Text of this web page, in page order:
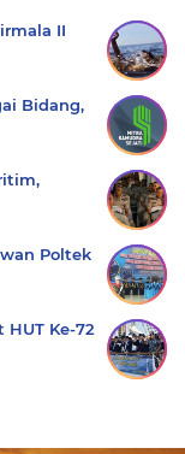
II
Bidang,
Poltek
Ke-72